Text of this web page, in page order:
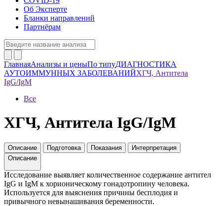
Об Эксперте
Бланки направлений
Партнёрам
ГлавнаяАнализы и ценыПо типуДИАГНОСТИКА
АУТОИММУННЫХ ЗАБОЛЕВАНИЙХГЧ, Антитела
IgG/IgM
Все
ХГЧ, Антитела IgG/IgM
Описание Подготовка Показания
Интерпретация
Описание
Исследование выявляет количественное содержание антител
IgG и IgM к хорионическому гонадотропину человека.
Используется для выяснения причины бесплодия и
привычного невынашивания беременности.